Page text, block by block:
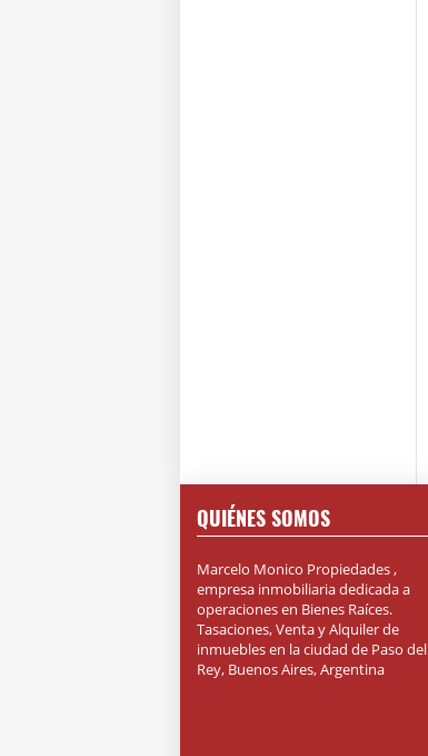
QUIÉNES SOMOS
Marcelo Monico Propiedades ,
empresa inmobiliaria dedicada a
operaciones en Bienes Raíces.
Tasaciones, Venta y Alquiler de
inmuebles en la ciudad de Paso del
Rey, Buenos Aires, Argentina